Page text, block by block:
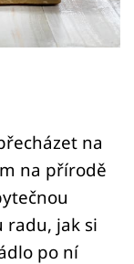
na
na přírodě
radu, jak si
po ní